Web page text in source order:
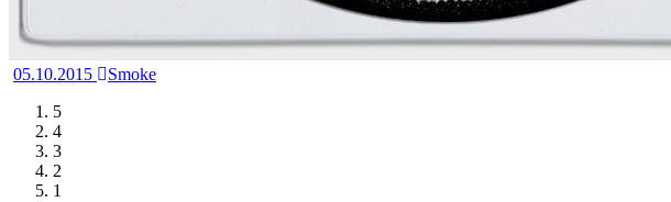
05.10.2015
Smoke
5
4
3
2
1